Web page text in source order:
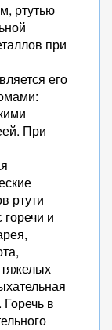
ртутью
при
его
При
ртути
и
в